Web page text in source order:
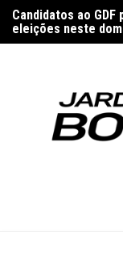
para
o
Candidatos ao
eleições neste